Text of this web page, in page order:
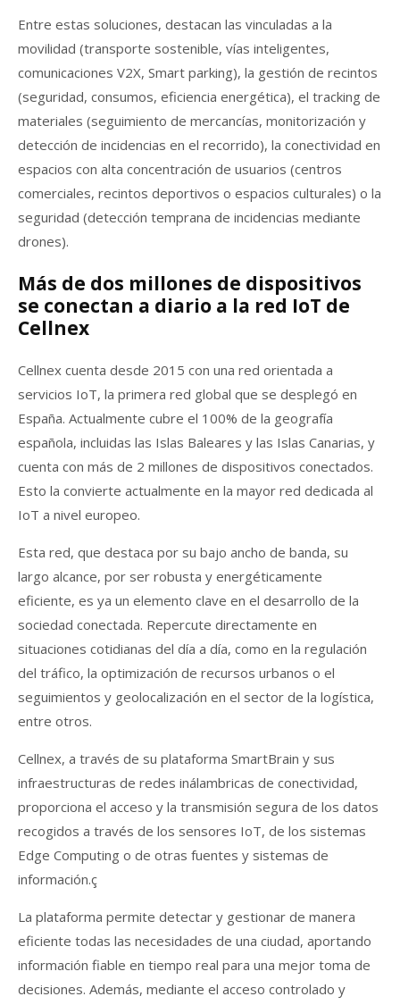
Entre estas soluciones, destacan las vinculadas a la
movilidad (transporte sostenible, vías inteligentes,
comunicaciones V2X, Smart parking), la gestión de recintos
(seguridad, consumos, eficiencia energética), el tracking de
materiales (seguimiento de mercancías, monitorización y
detección de incidencias en el recorrido), la conectividad en
espacios con alta concentración de usuarios (centros
comerciales, recintos deportivos o espacios culturales) o la
seguridad (detección temprana de incidencias mediante
drones).
Más de dos millones de dispositivos
se conectan a diario a la red IoT de
Cellnex
Cellnex cuenta desde 2015 con una red orientada a
servicios IoT, la primera red global que se desplegó en
España. Actualmente cubre el 100% de la geografía
española, incluidas las Islas Baleares y las Islas Canarias, y
cuenta con más de 2 millones de dispositivos conectados.
Esto la convierte actualmente en la mayor red dedicada al
IoT a nivel europeo.
Esta red, que destaca por su bajo ancho de banda, su
largo alcance, por ser robusta y energéticamente
eficiente, es ya un elemento clave en el desarrollo de la
sociedad conectada. Repercute directamente en
situaciones cotidianas del día a día, como en la regulación
del tráfico, la optimización de recursos urbanos o el
seguimientos y geolocalización en el sector de la logística,
entre otros.
Cellnex, a través de su plataforma SmartBrain y sus
infraestructuras de redes inálambricas de conectividad,
proporciona el acceso y la transmisión segura de los datos
recogidos a través de los sensores IoT, de los sistemas
Edge Computing o de otras fuentes y sistemas de
información.ç
La plataforma permite detectar y gestionar de manera
eficiente todas las necesidades de una ciudad, aportando
información fiable en tiempo real para una mejor toma de
decisiones. Además, mediante el acceso controlado y